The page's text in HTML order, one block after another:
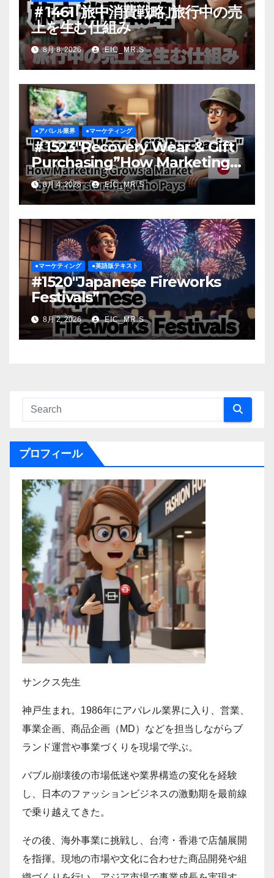
＃1461｢旅中消費戦略｣旅行中の売
上を生む仕組み
8月 8, 2026 EIC_MR.S
●アパレル業界 ●マーケティング
＃1523″Recovery Wear & Gift
Purchasing”How Marketing
Grows a Market by
Understanding Who Pays
8月 4, 2026 EIC_MR.S
●マーケティング ●英語版テキスト
#1520″Japanese Fireworks
Festivals”
8月 2, 2026 EIC_MR.S
プロフィール
サンクス先生
神戸生まれ。1986年にアパレル業界に入り、営業、
事業企画、商品企画（MD）などを担当しながらブ
ランド運営や事業づくりを現場で学ぶ。
バブル崩壊後の市場低迷や業界構造の変化を経験
し、日本のファッションビジネスの激動期を最前線
で乗り越えてきた。
その後、海外事業に挑戦し、台湾・香港で店舗展開
を指揮。現地の市場や文化に合わせた商品開発や組